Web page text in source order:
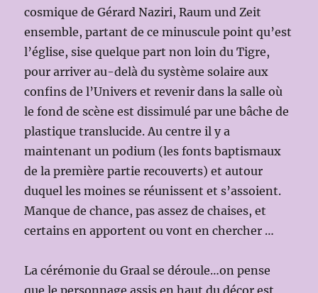
cosmique de Gérard Naziri, Raum und Zeit
ensemble, partant de ce minuscule point qu’est
l’église, sise quelque part non loin du Tigre,
pour arriver au-delà du système solaire aux
confins de l’Univers et revenir dans la salle où
le fond de scène est dissimulé par une bâche de
plastique translucide. Au centre il y a
maintenant un podium (les fonts baptismaux
de la première partie recouverts) et autour
duquel les moines se réunissent et s’assoient.
Manque de chance, pas assez de chaises, et
certains en apportent ou vont en chercher …
La cérémonie du Graal se déroule…on pense
que le personnage assis en haut du décor est